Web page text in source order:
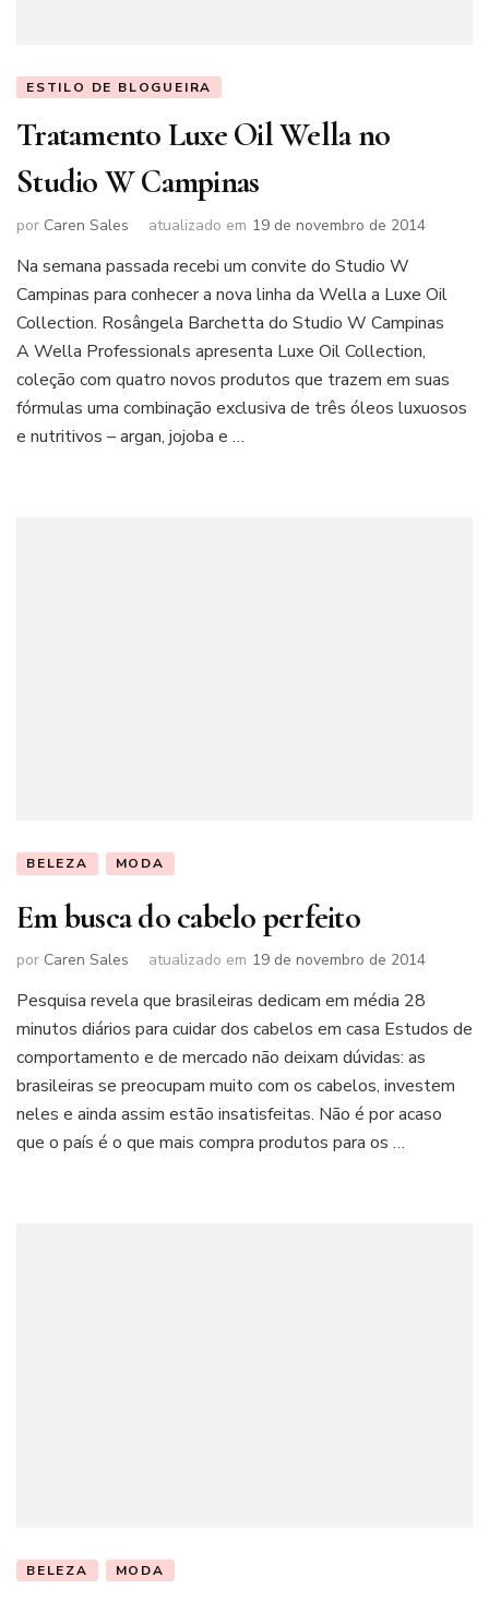
ESTILO DE BLOGUEIRA
Tratamento Luxe Oil Wella no
Studio W Campinas
por Caren Sales atualizado em 19 de novembro de 2014
Na semana passada recebi um convite do Studio W
Campinas para conhecer a nova linha da Wella a Luxe Oil
Collection. Rosângela Barchetta do Studio W Campinas
A Wella Professionals apresenta Luxe Oil Collection,
coleção com quatro novos produtos que trazem em suas
fórmulas uma combinação exclusiva de três óleos luxuosos
e nutritivos – argan, jojoba e …
BELEZA MODA
Em busca do cabelo perfeito
por Caren Sales atualizado em 19 de novembro de 2014
Pesquisa revela que brasileiras dedicam em média 28
minutos diários para cuidar dos cabelos em casa Estudos de
comportamento e de mercado não deixam dúvidas: as
brasileiras se preocupam muito com os cabelos, investem
neles e ainda assim estão insatisfeitas. Não é por acaso
que o país é o que mais compra produtos para os …
BELEZA MODA